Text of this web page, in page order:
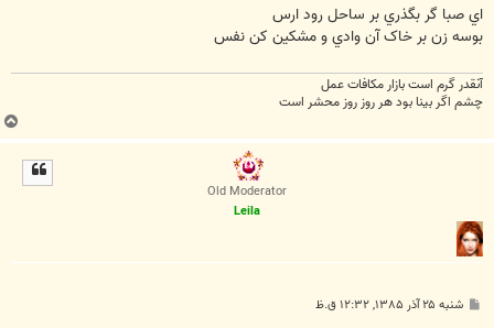
ت
اي صبا گر بگذري بر ساحل رود ارس
بوسه زن بر خاک آن وادي و مشکين کن نفس
آنقدر گرم است بازار مکافات عمل
چشم اگر بينا بود هر روز روز محشر است
ب
ا
Old Moderator
Leila
پ شنبه ۲۵ آذر ۱۳۸۵, ۱۲:۳۲ ق.ظ